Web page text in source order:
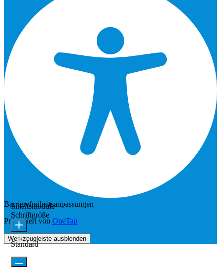
Barrierefreiheitsanpassungen
Präsentiert von OneTap
Werkzeugleiste ausblenden
Inhaltsmodule
Schriftgröße
Standard